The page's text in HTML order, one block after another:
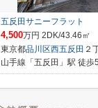
五反田サニーフラット
4,500万円 2DK/43.46㎡
東京都品川区西五反田 ２
山手線「五反田」駅 徒歩